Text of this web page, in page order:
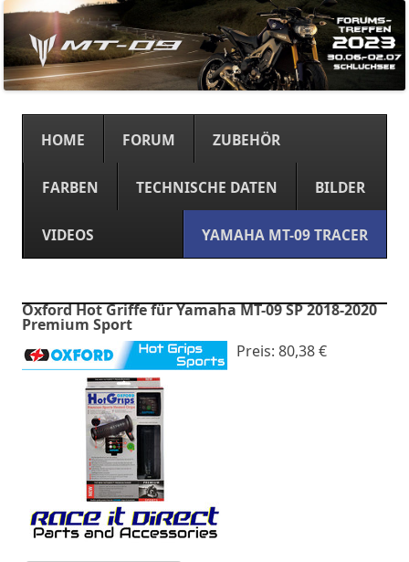
Springe
zum
Inhalt
HOME FORUM ZUBEHÖR
FARBEN TECHNISCHE DATEN BILDER
VIDEOS YAMAHA MT-09 TRACER
Oxford Hot Griffe für Yamaha MT-09 SP 2018-2020
Premium Sport
Preis: 80,38 €